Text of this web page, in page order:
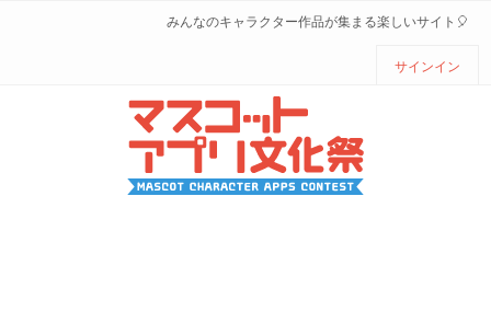
みんなのキャラクター作品が集まる楽しいサイト🎈
サインイン